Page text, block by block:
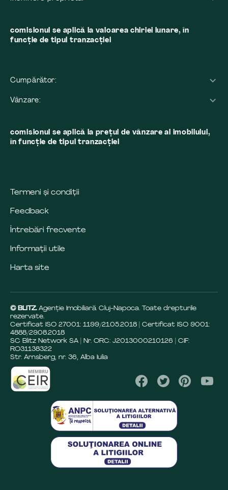
comisionul se aplică la valoarea chiriei lunare, în
funcție de tipul tranzacției
Cumpărător:
Vânzare:
comisionul se aplică la preţul de vânzare al imobilului,
în funcţie de tipul tranzacţiei
Termeni și condiții
Feedback
Întrebări frecvente
Informații utile
Harta site
© BLITZ. Agenție Imobiliară Cluj-Napoca. Toate drepturile
rezervate.
Certificat ISO 27001: 1199/21.05.2018 | Certificat ISO 9001:
4888/29.08.2018
SC Blitz Network SA | Nr. ORC: J2013000210126 | CIF:
RO31138322
Str. Arnsberg, nr. 36, Alba Iulia